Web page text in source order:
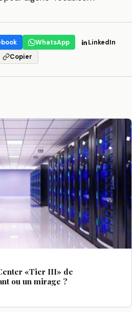
WhatsApp
LinkedIn
Copier
«Tier III» de
ou un mirage ?